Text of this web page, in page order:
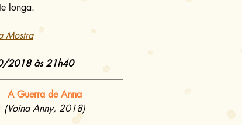
longa.
Mostra
2018 às 21h40
A Guerra de Anna
(Voina Anny, 2018)